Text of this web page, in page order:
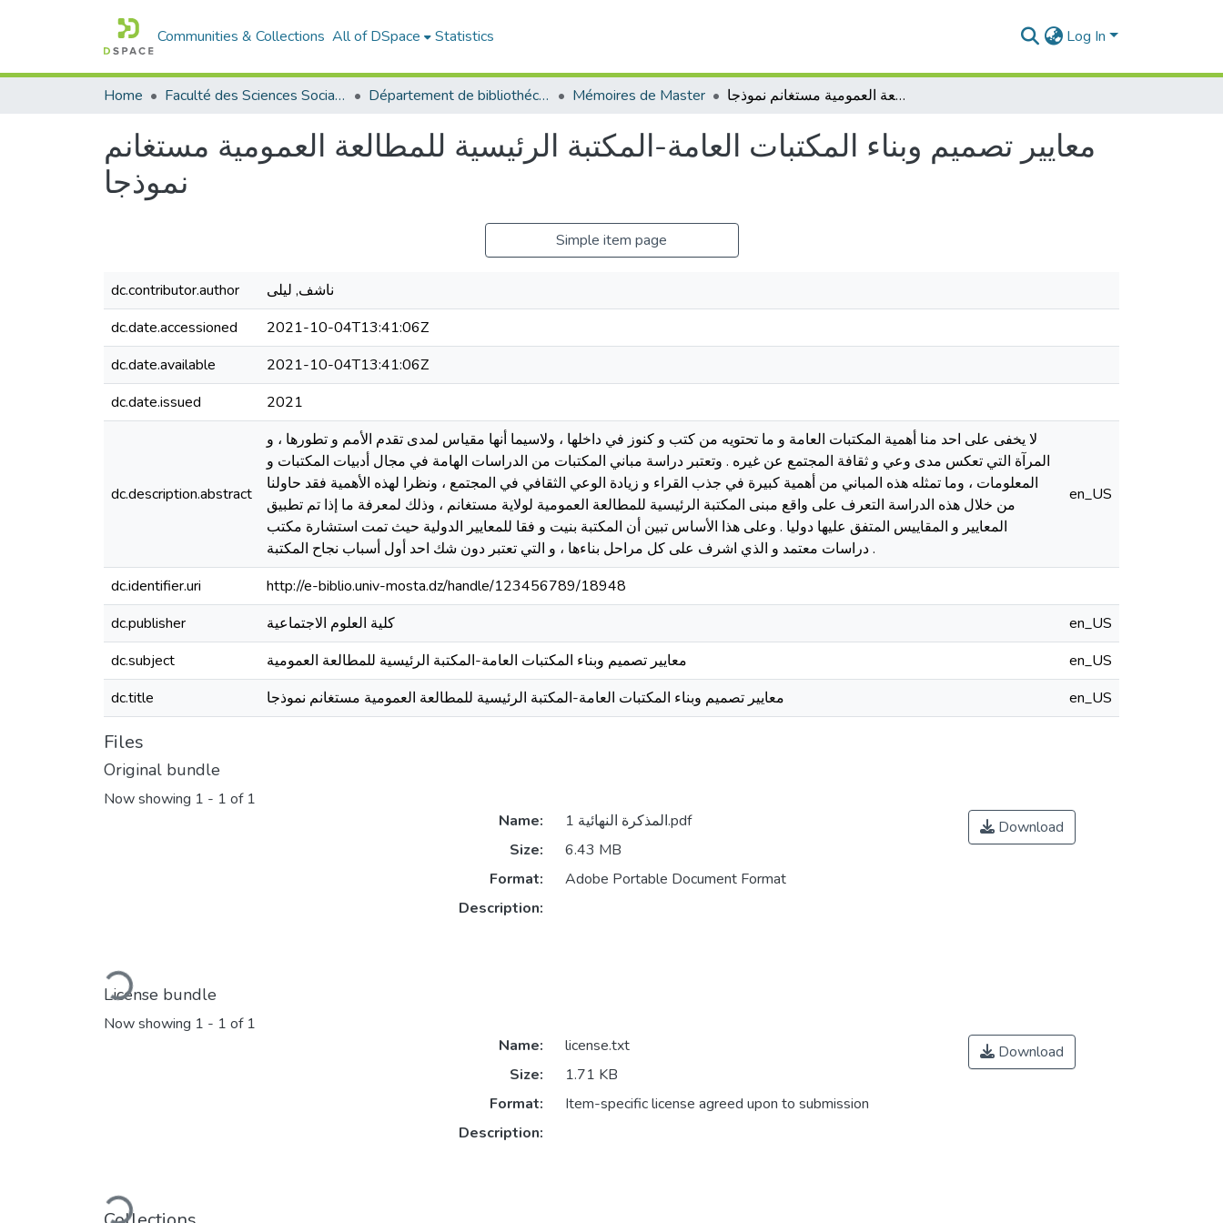
Communities & Collections All of DSpace Statistics Log In
Home Faculté des Sciences Sociales Département de bibliothéconomie Mémoires de Master معايير تصميم وبناء المكتبات العامة-المكتبة الرئيسية للمطالعة العمومية مستغانم نموذجا
معايير تصميم وبناء المكتبات العامة-المكتبة الرئيسية للمطالعة العمومية مستغانم
نموذجا
Simple item page
dc.contributor.author
ناشف, ليلى
dc.date.accessioned
2021-10-04T13:41:06Z
dc.date.available
2021-10-04T13:41:06Z
dc.date.issued
2021
dc.description.abstract
لا يخفى على احد منا أهمية المكتبات العامة و ما تحتويه من كتب و كنوز في داخلها ، ولاسيما أنها مقياس لمدى تقدم الأمم و تطورها ، و
المرآة التي تعكس مدى وعي و ثقافة المجتمع عن غيره . وتعتبر دراسة مباني المكتبات من الدراسات الهامة في مجال أدبيات المكتبات و
المعلومات ، وما تمثله هذه المباني من أهمية كبيرة في جذب القراء و زيادة الوعي الثقافي في المجتمع ، ونظرا لهذه الأهمية فقد حاولنا
من خلال هذه الدراسة التعرف على واقع مبنى المكتبة الرئيسية للمطالعة العمومية لولاية مستغانم ، وذلك لمعرفة ما إذا تم تطبيق
المعايير و المقاييس المتفق عليها دوليا . وعلى هذا الأساس تبين أن المكتبة بنيت و فقا للمعايير الدولية حيث تمت استشارة مكتب
دراسات معتمد و الذي اشرف على كل مراحل بناءها ، و التي تعتبر دون شك احد أول أسباب نجاح المكتبة .
en_US
dc.identifier.uri
http://e-biblio.univ-mosta.dz/handle/123456789/18948
dc.publisher
كلية العلوم الاجتماعية
en_US
dc.subject
معايير تصميم وبناء المكتبات العامة-المكتبة الرئيسية للمطالعة العمومية
en_US
dc.title
معايير تصميم وبناء المكتبات العامة-المكتبة الرئيسية للمطالعة العمومية مستغانم نموذجا en_US
Files
Original bundle
Now showing 1 - 1 of 1
Loading...
Name:
المذكرة النهائية 1.pdf
Size:
6.43 MB
Format:
Adobe Portable Document Format
Description:
Download
License bundle
Now showing 1 - 1 of 1
Loading...
Name:
license.txt
Size:
1.71 KB
Format:
Item-specific license agreed upon to submission
Description:
Download